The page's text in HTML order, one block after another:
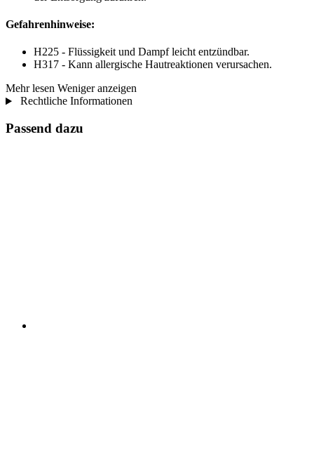
Gefahrenhinweise:
H225 - Flüssigkeit und Dampf leicht entzündbar.
H317 - Kann allergische Hautreaktionen verursachen.
Mehr lesen Weniger anzeigen
Rechtliche Informationen
Passend dazu